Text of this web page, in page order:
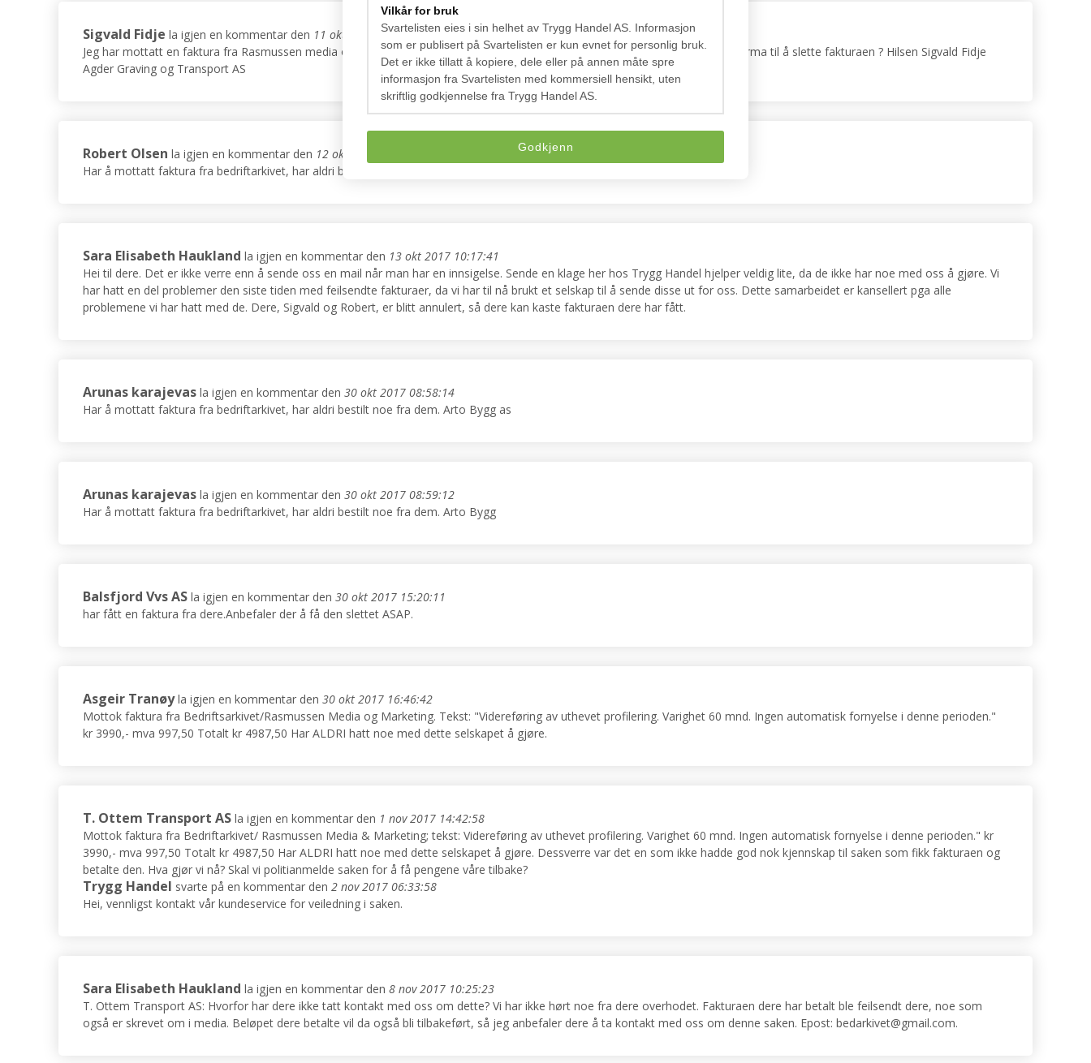
Vilkår for bruk
Svartelisten eies i sin helhet av Trygg Handel AS. Informasjon
som er publisert på Svartelisten er kun evnet for personlig bruk.
Det er ikke tillatt å kopiere, dele eller på annen måte spre
informasjon fra Svartelisten med kommersiell hensikt, uten
skriftlig godkjennelse fra Trygg Handel AS.
Godkjenn
Sigvald Fidje la igjen en kommentar den 11 okt 2017 14:50:03
Jeg har mottatt en faktura fra Rasmussen media og marketing , de svarer ikke på tlf når jeg ringer. Er det bare å få regnskapsfirma til å slette fakturaen ? Hilsen Sigvald Fidje
Agder Graving og Transport AS
Robert Olsen la igjen en kommentar den 12 okt 2017 15:53:04
Har å mottatt faktura fra bedriftarkivet, har aldri bestilt noe fra dem. Hvordan forholder jeg meg til denne faktura
Sara Elisabeth Haukland la igjen en kommentar den 13 okt 2017 10:17:41
Hei til dere. Det er ikke verre enn å sende oss en mail når man har en innsigelse. Sende en klage her hos Trygg Handel hjelper veldig lite, da de ikke har noe med oss å gjøre. Vi
har hatt en del problemer den siste tiden med feilsendte fakturaer, da vi har til nå brukt et selskap til å sende disse ut for oss. Dette samarbeidet er kansellert pga alle
problemene vi har hatt med de. Dere, Sigvald og Robert, er blitt annulert, så dere kan kaste fakturaen dere har fått.
Arunas karajevas la igjen en kommentar den 30 okt 2017 08:58:14
Har å mottatt faktura fra bedriftarkivet, har aldri bestilt noe fra dem. Arto Bygg as
Arunas karajevas la igjen en kommentar den 30 okt 2017 08:59:12
Har å mottatt faktura fra bedriftarkivet, har aldri bestilt noe fra dem. Arto Bygg
Balsfjord Vvs AS la igjen en kommentar den 30 okt 2017 15:20:11
har fått en faktura fra dere.Anbefaler der å få den slettet ASAP.
Asgeir Tranøy la igjen en kommentar den 30 okt 2017 16:46:42
Mottok faktura fra Bedriftsarkivet/Rasmussen Media og Marketing. Tekst: "Videreføring av uthevet profilering. Varighet 60 mnd. Ingen automatisk fornyelse i denne perioden."
kr 3990,- mva 997,50 Totalt kr 4987,50 Har ALDRI hatt noe med dette selskapet å gjøre.
T. Ottem Transport AS la igjen en kommentar den 1 nov 2017 14:42:58
Mottok faktura fra Bedriftarkivet/ Rasmussen Media & Marketing; tekst: Videreføring av uthevet profilering. Varighet 60 mnd. Ingen automatisk fornyelse i denne perioden." kr
3990,- mva 997,50 Totalt kr 4987,50 Har ALDRI hatt noe med dette selskapet å gjøre. Dessverre var det en som ikke hadde god nok kjennskap til saken som fikk fakturaen og
betalte den. Hva gjør vi nå? Skal vi politianmelde saken for å få pengene våre tilbake?
Trygg Handel svarte på en kommentar den 2 nov 2017 06:33:58
Hei, vennligst kontakt vår kundeservice for veiledning i saken.
Sara Elisabeth Haukland la igjen en kommentar den 8 nov 2017 10:25:23
T. Ottem Transport AS: Hvorfor har dere ikke tatt kontakt med oss om dette? Vi har ikke hørt noe fra dere overhodet. Fakturaen dere har betalt ble feilsendt dere, noe som
også er skrevet om i media. Beløpet dere betalte vil da også bli tilbakeført, så jeg anbefaler dere å ta kontakt med oss om denne saken. Epost: bedarkivet@gmail.com.